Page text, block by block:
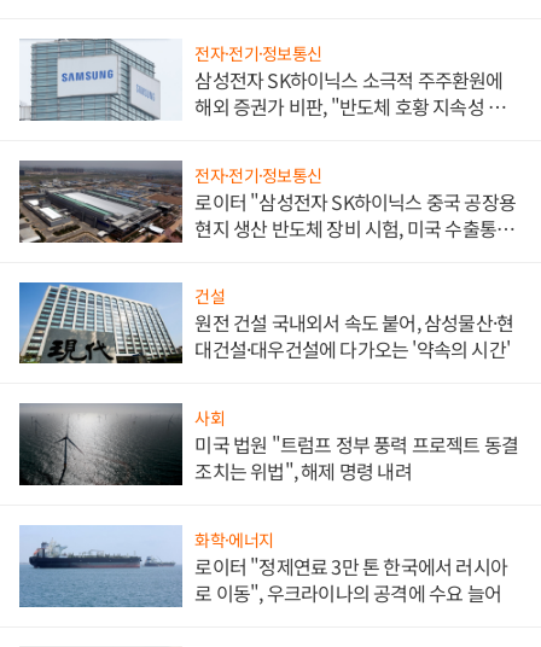
전자·전기·정보통신
삼성전자 SK하이닉스 소극적 주주환원에
해외 증권가 비판, "반도체 호황 지속성 의
전자·전기·정보통신
로이터 "삼성전자 SK하이닉스 중국 공장용
현지 생산 반도체 장비 시험, 미국 수출통제
건설
원전 건설 국내외서 속도 붙어, 삼성물산·현
대건설·대우건설에 다가오는 '약속의 시간'
사회
미국 법원 "트럼프 정부 풍력 프로젝트 동결
조치는 위법", 해제 명령 내려
화학·에너지
로이터 "정제연료 3만 톤 한국에서 러시아
로 이동", 우크라이나의 공격에 수요 늘어